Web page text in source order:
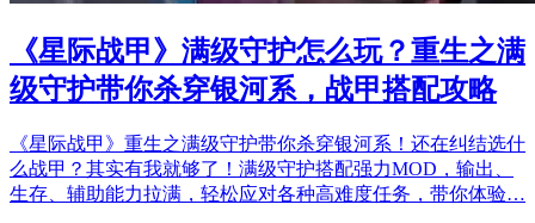
《星际战甲》满级守护怎么玩？重生之满
级守护带你杀穿银河系，战甲搭配攻略
《星际战甲》重生之满级守护带你杀穿银河系！还在纠结选什
么战甲？其实有我就够了！满级守护搭配强力MOD，输出、
生存、辅助能力拉满，轻松应对各种高难度任务，带你体验…